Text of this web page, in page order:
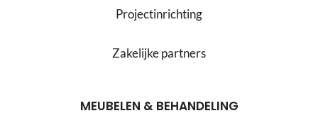
Projectinrichting
Zakelijke partners
MEUBELEN & BEHANDELING